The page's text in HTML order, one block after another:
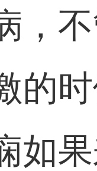
，
的
如